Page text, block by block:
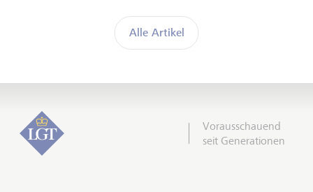
Alle Artikel
Vorausschauend
seit Generationen